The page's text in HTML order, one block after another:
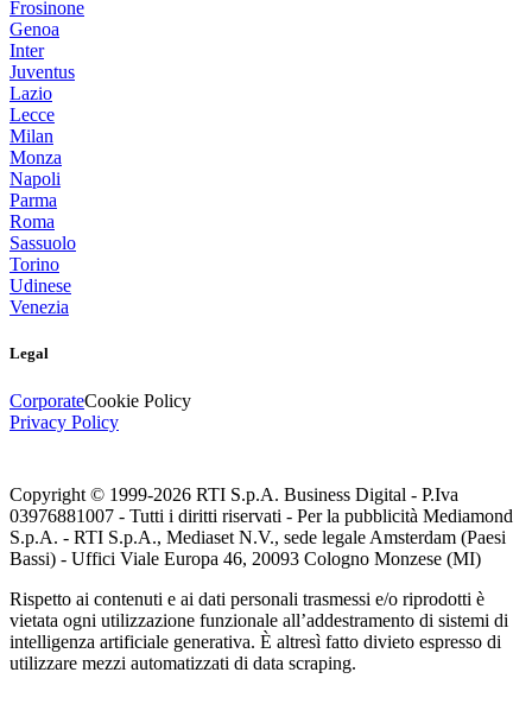
Frosinone
Genoa
Inter
Juventus
Lazio
Lecce
Milan
Monza
Napoli
Parma
Roma
Sassuolo
Torino
Udinese
Venezia
Legal
CorporateCookie Policy
Privacy Policy
Copyright © 1999-2026 RTI S.p.A. Business Digital - P.Iva
03976881007 - Tutti i diritti riservati - Per la pubblicità Mediamond
S.p.A. - RTI S.p.A., Mediaset N.V., sede legale Amsterdam (Paesi
Bassi) - Uffici Viale Europa 46, 20093 Cologno Monzese (MI)
Rispetto ai contenuti e ai dati personali trasmessi e/o riprodotti è
vietata ogni utilizzazione funzionale all’addestramento di sistemi di
intelligenza artificiale generativa. È altresì fatto divieto espresso di
utilizzare mezzi automatizzati di data scraping.